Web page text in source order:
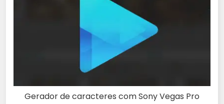
Gerador de caracteres com Sony Vegas Pro